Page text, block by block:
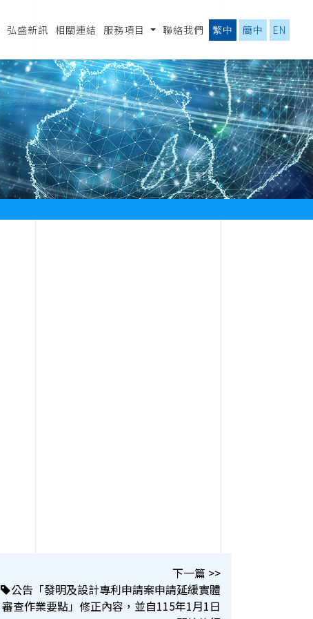
弘盛新訊 相關連結 服務項目 聯絡我們 繁中 簡中 EN
下一篇 >>
公告「發明及設計專利申請案申請延緩實體
審查作業要點」修正內容，並自115年1月1日